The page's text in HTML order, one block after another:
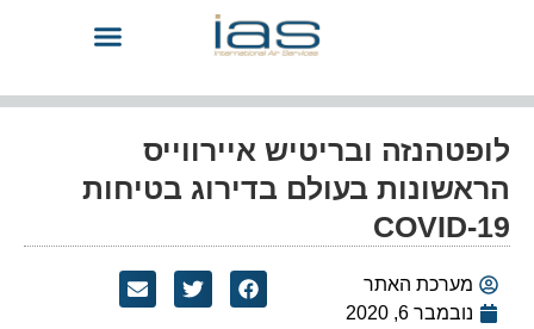
לופטהנזה ובריטיש איירווייס
הראשונות בעולם בדירוג בטיחות
COVID-19
מערכת האתר
נובמבר 6, 2020